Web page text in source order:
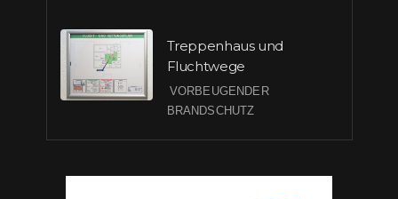
Treppenhaus und
Fluchtwege
VORBEUGENDER
BRANDSCHUTZ